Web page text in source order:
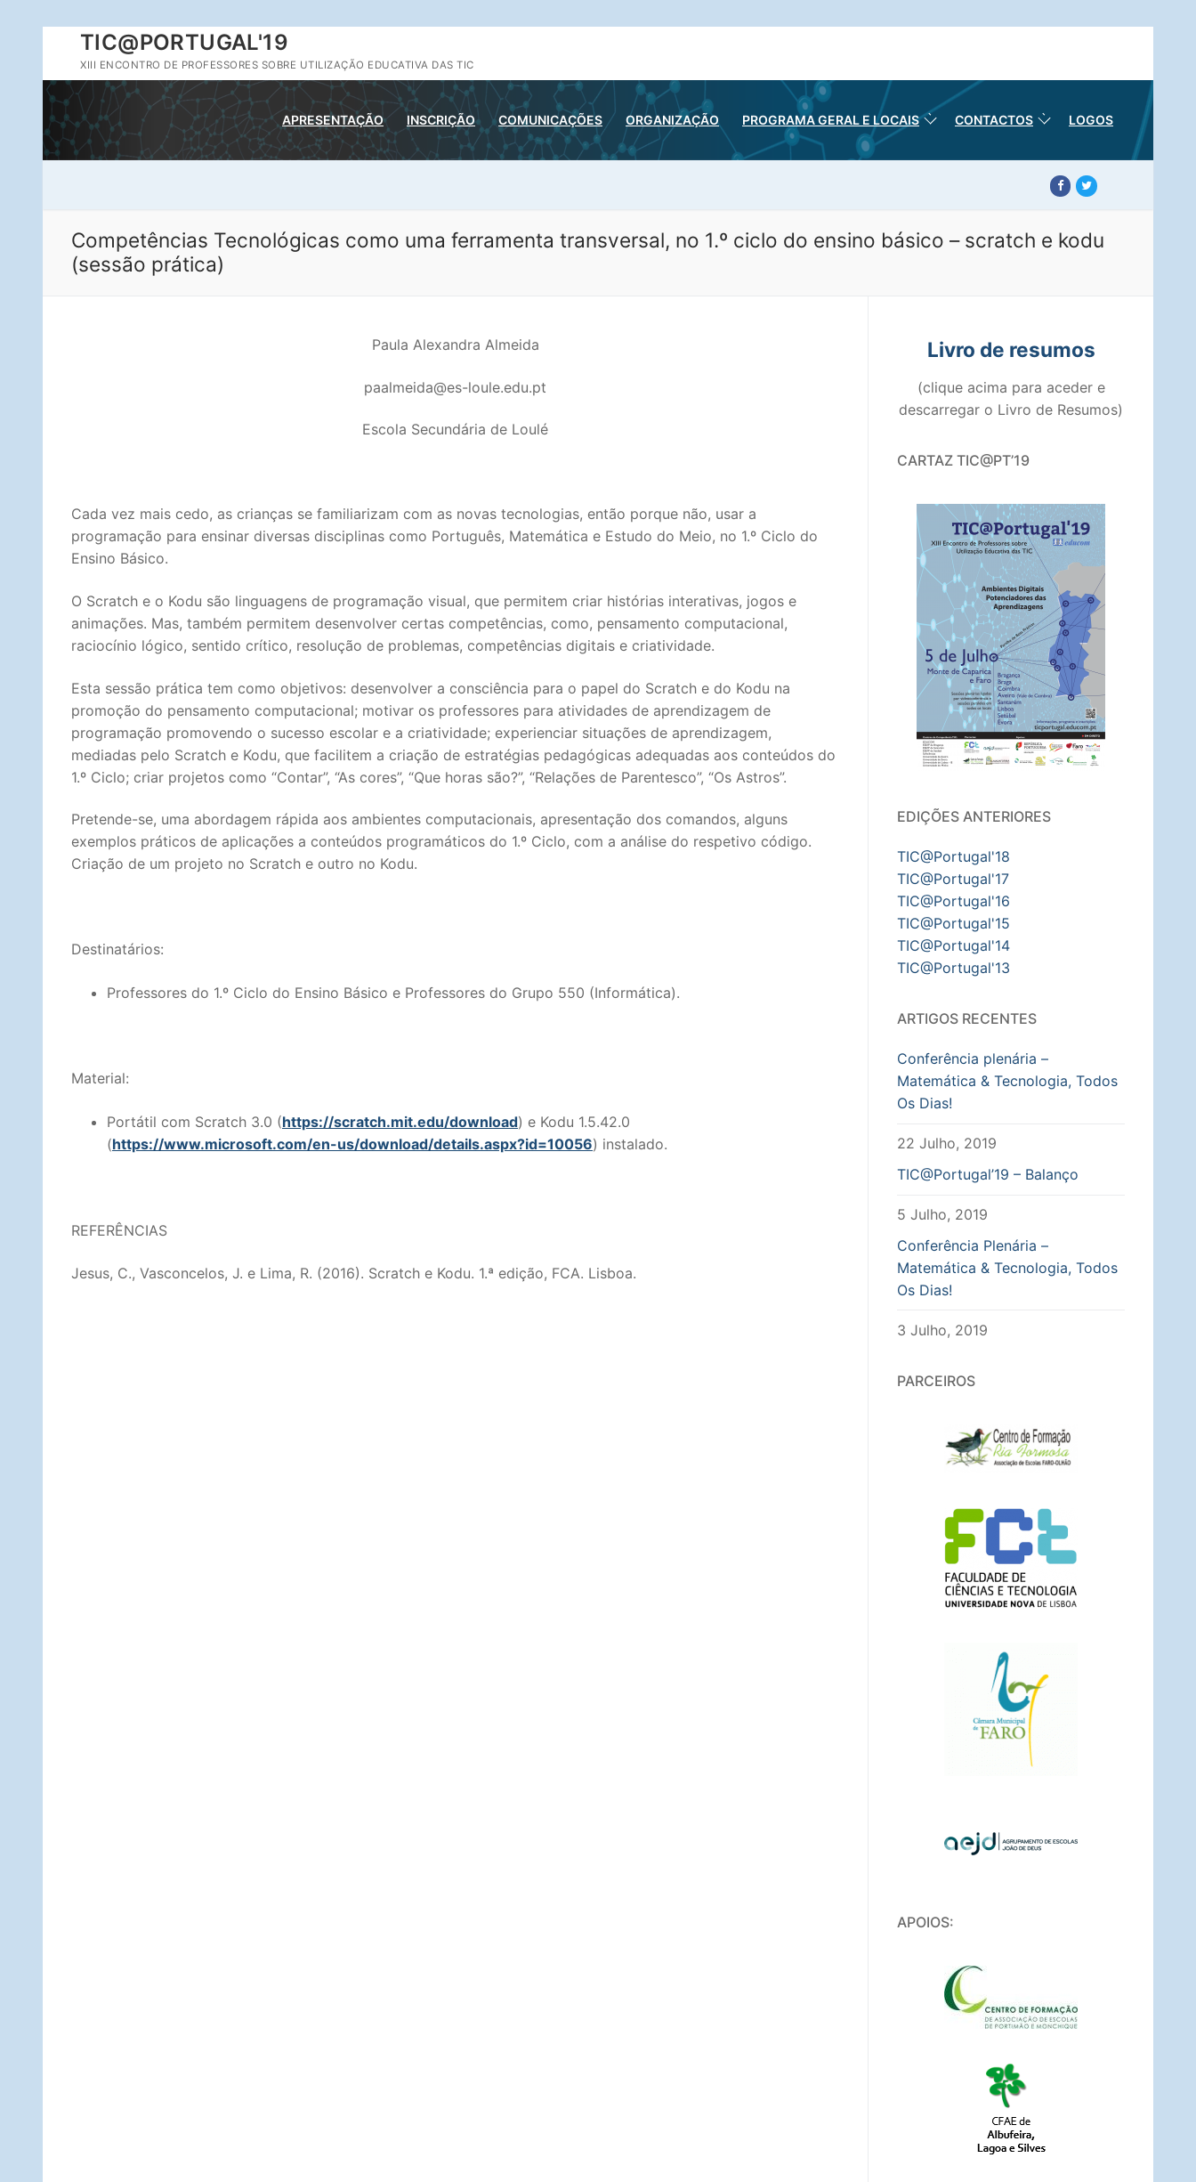
conteúdo
TIC@PORTUGAL'19
XIII ENCONTRO DE PROFESSORES SOBRE UTILIZAÇÃO EDUCATIVA DAS TIC
APRESENTAÇÃO INSCRIÇÃO COMUNICAÇÕES ORGANIZAÇÃO PROGRAMA GERAL E LOCAIS CONTACTOS LOGOS
Competências Tecnológicas como uma ferramenta transversal, no 1.º ciclo do ensino básico – scratch e kodu
(sessão prática)
Paula Alexandra Almeida
paalmeida@es-loule.edu.pt
Escola Secundária de Loulé
Cada vez mais cedo, as crianças se familiarizam com as novas tecnologias, então porque não, usar a
programação para ensinar diversas disciplinas como Português, Matemática e Estudo do Meio, no 1.º Ciclo do
Ensino Básico.
O Scratch e o Kodu são linguagens de programação visual, que permitem criar histórias interativas, jogos e
animações. Mas, também permitem desenvolver certas competências, como, pensamento computacional,
raciocínio lógico, sentido crítico, resolução de problemas, competências digitais e criatividade.
Esta sessão prática tem como objetivos: desenvolver a consciência para o papel do Scratch e do Kodu na
promoção do pensamento computacional; motivar os professores para atividades de aprendizagem de
programação promovendo o sucesso escolar e a criatividade; experienciar situações de aprendizagem,
mediadas pelo Scratch e Kodu, que facilitem a criação de estratégias pedagógicas adequadas aos conteúdos do
1.º Ciclo; criar projetos como “Contar”, “As cores”, “Que horas são?”, “Relações de Parentesco”, “Os Astros”.
Pretende-se, uma abordagem rápida aos ambientes computacionais, apresentação dos comandos, alguns
exemplos práticos de aplicações a conteúdos programáticos do 1.º Ciclo, com a análise do respetivo código.
Criação de um projeto no Scratch e outro no Kodu.
Destinatários:
Professores do 1.º Ciclo do Ensino Básico e Professores do Grupo 550 (Informática).
Material:
Portátil com Scratch 3.0 (https://scratch.mit.edu/download) e Kodu 1.5.42.0
(https://www.microsoft.com/en-us/download/details.aspx?id=10056) instalado.
REFERÊNCIAS
Jesus, C., Vasconcelos, J. e Lima, R. (2016). Scratch e Kodu. 1.ª edição, FCA. Lisboa.
Livro de resumos
(clique acima para aceder e
descarregar o Livro de Resumos)
CARTAZ TIC@PT’19
EDIÇÕES ANTERIORES
TIC@Portugal'18
TIC@Portugal'17
TIC@Portugal'16
TIC@Portugal'15
TIC@Portugal'14
TIC@Portugal'13
ARTIGOS RECENTES
Conferência plenária –
Matemática & Tecnologia, Todos
Os Dias!
22 Julho, 2019
TIC@Portugal’19 – Balanço
5 Julho, 2019
Conferência Plenária –
Matemática & Tecnologia, Todos
Os Dias!
3 Julho, 2019
PARCEIROS
APOIOS: